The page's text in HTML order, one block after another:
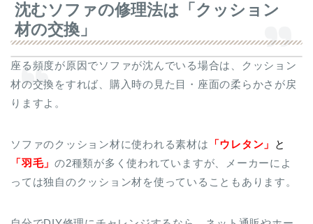
沈むソファの修理法は「クッション
材の交換」
座る頻度が原因でソファが沈んでいる場合は、クッション
材の交換をすれば、購入時の見た目・座面の柔らかさが戻
りますよ。
ソファのクッション材に使われる素材は 「ウレタン」
と
「羽毛」の2種類が多く使われていますが、メーカーによ
っては独自のクッション材を使っていることもあります。